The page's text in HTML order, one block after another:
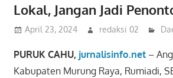
Lokal, Jangan Jadi
April 23, 2024 redaksi 02
PURUK CAHU, jurnalisinfo.net–
Kabupaten Murung Raya, Rumiadi,